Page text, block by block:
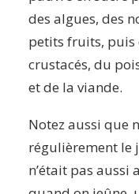
des algues, des
petits fruits, puis
crustacés, du
et de la viande.
Notez aussi que
régulièrement le
n’était pas aussi